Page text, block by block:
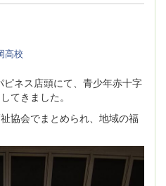
高校
ネス店頭にて、青少年赤十字
てきました。
協会でまとめられ、地域の福